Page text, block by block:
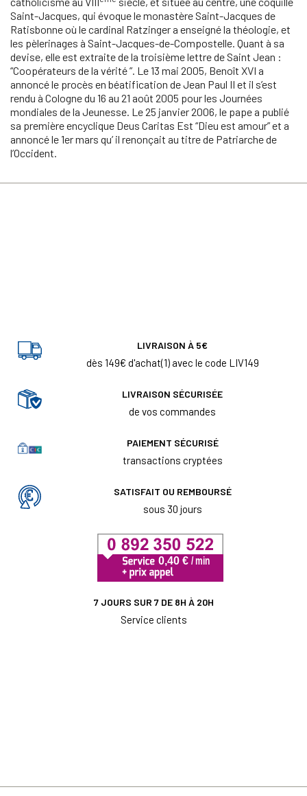
Saint-Jacques, qui évoque le monastère Saint-Jacques de
Ratisbonne où le cardinal Ratzinger a enseigné la théologie, et
les pèlerinages à Saint-Jacques-de-Compostelle. Quant à sa
devise, elle est extraite de la troisième lettre de Saint Jean :
“Coopérateurs de la vérité ”. Le 13 mai 2005, Benoît XVI a
annoncé le procès en béatification de Jean Paul II et il s’est
rendu à Cologne du 16 au 21 août 2005 pour les Journées
mondiales de la Jeunesse. Le 25 janvier 2006, le pape a publié
sa première encyclique Deus Caritas Est “Dieu est amour” et a
annoncé le 1er mars qu’ il renonçait au titre de Patriarche de
l’Occident.
LIVRAISON À 5€
dès 149€ d'achat(1) avec le code LIV149
LIVRAISON SÉCURISÉE
de vos commandes
PAIEMENT SÉCURISÉ
transactions cryptées
SATISFAIT OU REMBOURSÉ
sous 30 jours
7 JOURS SUR 7 DE 8H À 20H
Service clients